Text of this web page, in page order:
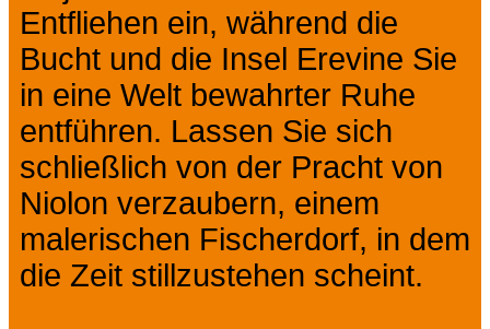
Entfliehen ein, während die
Bucht und die Insel Erevine Sie
in eine Welt bewahrter Ruhe
entführen. Lassen Sie sich
schließlich von der Pracht von
Niolon verzaubern, einem
malerischen Fischerdorf, in dem
die Zeit stillzustehen scheint.